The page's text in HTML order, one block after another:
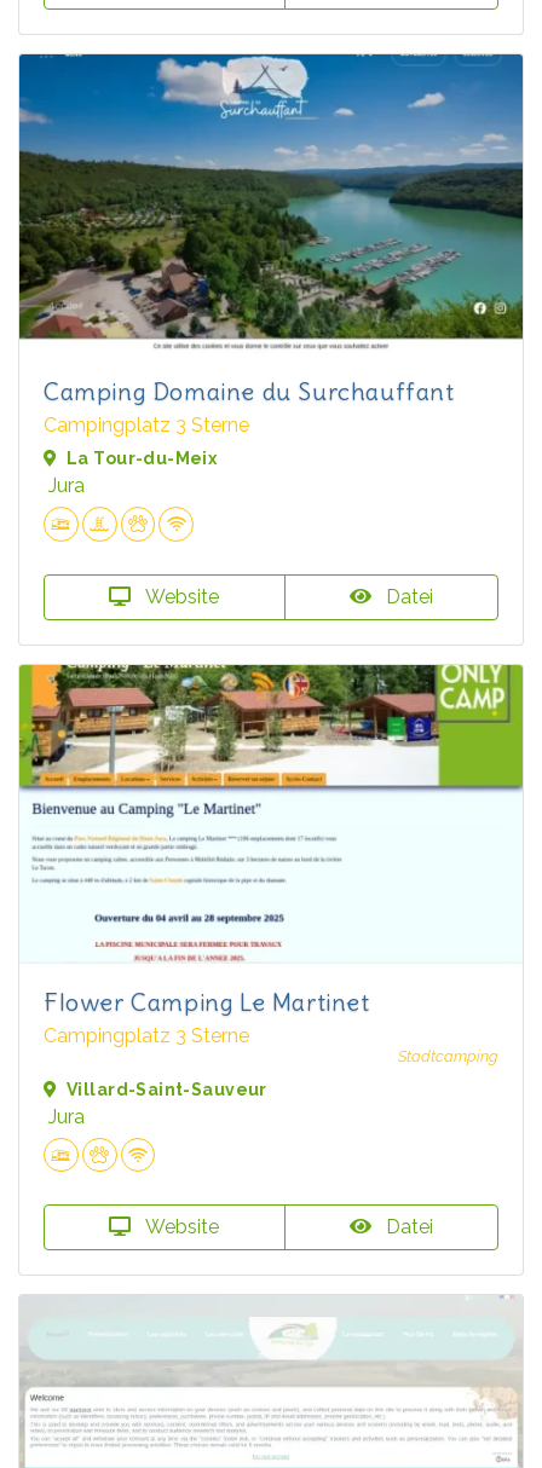
Camping Domaine du Surchauffant
Campingplatz 3 Sterne
La Tour-du-Meix
Jura
Website Datei
Flower Camping Le Martinet
Campingplatz 3 Sterne
Stadtcamping
Villard-Saint-Sauveur
Jura
Website Datei